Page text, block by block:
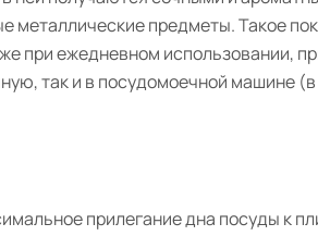
металлические предметы. Такое
при ежедневном использовании,
так и в посудомоечной машине
прилегание дна посуды к